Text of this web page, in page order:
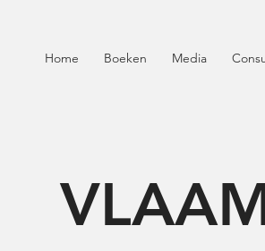
Home Boeken Media